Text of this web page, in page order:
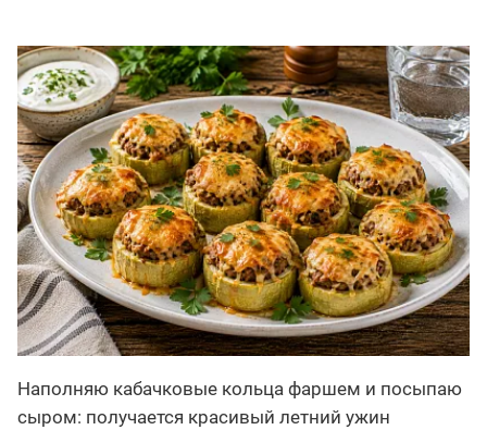
Наполняю кабачковые кольца фаршем и посыпаю
сыром: получается красивый летний ужин